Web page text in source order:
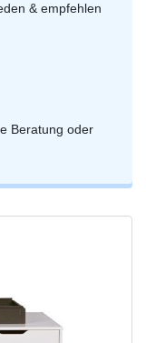
& empfehlen
Beratung oder